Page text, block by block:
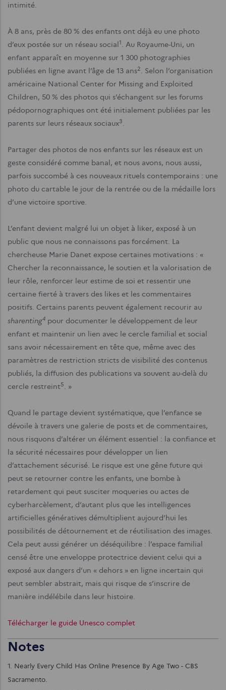
intimité.
À 8 ans, près de 80 % des enfants ont déjà eu une photo
d’eux postée sur un réseau social1. Au Royaume-Uni, un
enfant apparaît en moyenne sur 1 300 photographies
publiées en ligne avant l’âge de 13 ans2. Selon l’organisation
américaine National Center for Missing and Exploited
Children, 50 % des photos qui s’échangent sur les forums
pédopornographiques ont été initialement publiées par les
parents sur leurs réseaux sociaux3.
Partager des photos de nos enfants sur les réseaux est un
geste considéré comme banal, et nous avons, nous aussi,
parfois succombé à ces nouveaux rituels contemporains : une
photo du cartable le jour de la rentrée ou de la médaille lors
d’une victoire sportive.
L’enfant devient malgré lui un objet à liker, exposé à un
public que nous ne connaissons pas forcément. La
chercheuse Marie Danet expose certaines motivations : «
Chercher la reconnaissance, le soutien et la valorisation de
leur rôle, renforcer leur estime de soi et ressentir une
certaine fierté à travers des likes et les commentaires
positifs. Certains parents peuvent également recourir au
sharenting4 pour documenter le développement de leur
enfant et maintenir un lien avec le cercle familial et social
sans avoir nécessairement en tête que, même avec des
paramètres de restriction stricts de visibilité des contenus
publiés, la diffusion des publications va souvent au-delà du
cercle restreint5. »
Quand le partage devient systématique, que l’enfance se
dévoile à travers une galerie de posts et de commentaires,
nous risquons d’altérer un élément essentiel : la confiance et
la sécurité nécessaires pour développer un lien
d’attachement sécurisé. Le risque est une gêne future qui
peut se retourner contre les enfants, une bombe à
retardement qui peut susciter moqueries ou actes de
cyberharcèlement, d’autant plus que les intelligences
artificielles génératives démultiplient aujourd’hui les
possibilités de détournement et de réutilisation des images.
Cela peut aussi générer un déséquilibre : l’espace familial
censé être une enveloppe protectrice devient celui qui a
exposé aux dangers d’un « dehors » en ligne incertain qui
peut sembler abstrait, mais qui risque de s’inscrire de
manière indélébile dans leur histoire.
Télécharger le guide Unesco complet
Notes
1. Nearly Every Child Has Online Presence By Age Two - CBS
Sacramento.